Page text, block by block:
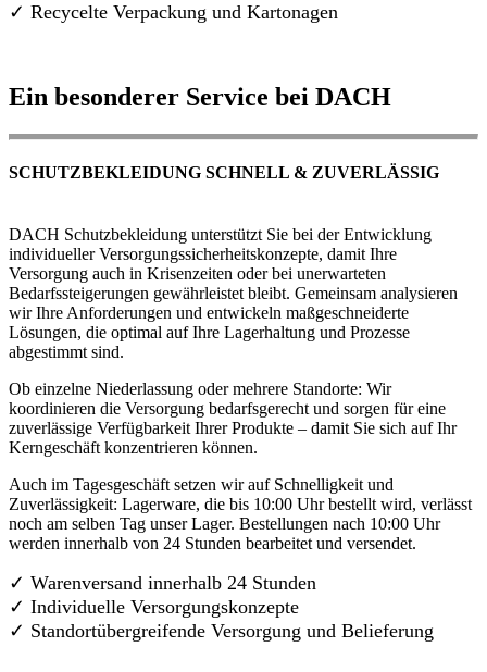
✓ Recycelte Verpackung und Kartonagen
Ein besonderer Service bei DACH
SCHUTZBEKLEIDUNG SCHNELL & ZUVERLÄSSIG
DACH Schutzbekleidung unterstützt Sie bei der Entwicklung
individueller Versorgungssicherheitskonzepte, damit Ihre
Versorgung auch in Krisenzeiten oder bei unerwarteten
Bedarfssteigerungen gewährleistet bleibt. Gemeinsam analysieren
wir Ihre Anforderungen und entwickeln maßgeschneiderte
Lösungen, die optimal auf Ihre Lagerhaltung und Prozesse
abgestimmt sind.
Ob einzelne Niederlassung oder mehrere Standorte: Wir
koordinieren die Versorgung bedarfsgerecht und sorgen für eine
zuverlässige Verfügbarkeit Ihrer Produkte – damit Sie sich auf Ihr
Kerngeschäft konzentrieren können.
Auch im Tagesgeschäft setzen wir auf Schnelligkeit und
Zuverlässigkeit: Lagerware, die bis 10:00 Uhr bestellt wird, verlässt
noch am selben Tag unser Lager. Bestellungen nach 10:00 Uhr
werden innerhalb von 24 Stunden bearbeitet und versendet.
✓ Warenversand innerhalb 24 Stunden
✓ Individuelle Versorgungskonzepte
✓ Standortübergreifende Versorgung und Belieferung